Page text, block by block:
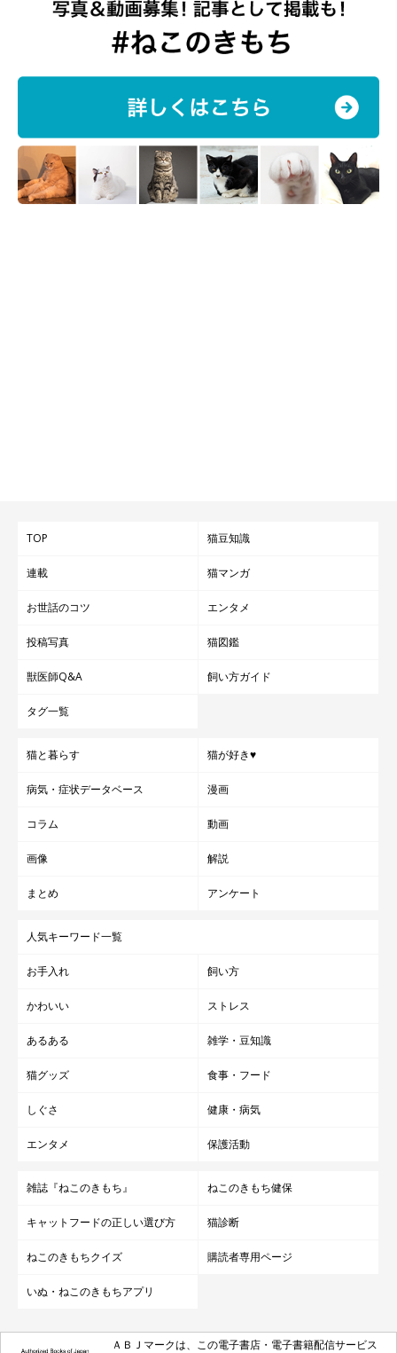
2022年「たまさんちのホゴイヌ」（世界文化社）、2023年
まさんちのホゴネコ」（世界文化社）を出版。著者印税を動物福
@tamtam__111
TOP 猫豆知識
連載 猫マンガ
お世話のコツ エンタメ
投稿写真 猫図鑑
獣医師Q&A 飼い方ガイド
タグ一覧
猫と暮らす 猫が好き♥
病気・症状データベース 漫画
コラム 動画
画像 解説
まとめ アンケート
人気キーワード一覧
お手入れ 飼い方
かわいい ストレス
あるある 雑学・豆知識
猫グッズ 食事・フード
しぐさ 健康・病気
エンタメ 保護活動
雑誌『ねこのきもち』 ねこのきもち健保
キャットフードの正しい選び方 猫診断
ねこのきもちクイズ 購読者専用ページ
いぬ・ねこのきもちアプリ
ＡＢＪマークは、この電子書店・電子書籍配信サービス